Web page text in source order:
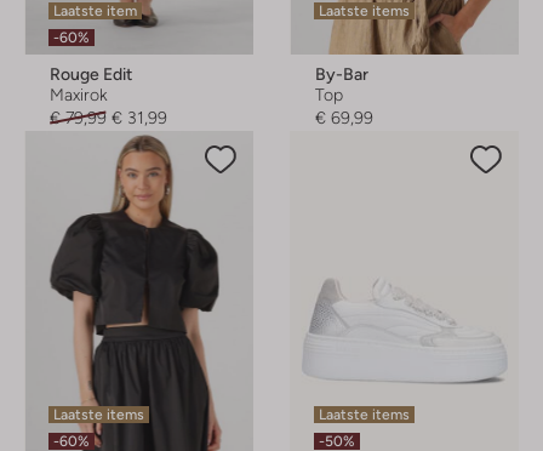
Laatste item
-60%
Rouge Edit
Maxirok
€ 79,99 € 31,99
Laatste items
By-Bar
Top
€ 69,99
Laatste items
-60%
Laatste items
-50%